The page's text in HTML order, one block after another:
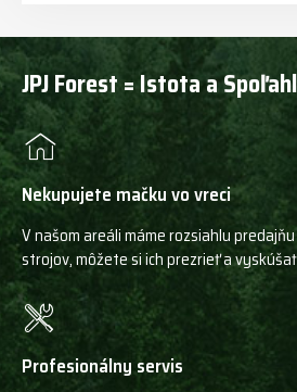
JPJ Forest = Istota a
Nekupujete mačku vo vreci
V našom areáli máme rozsiahlu
strojov, môžete si ich prezrieť a
Profesionálny servis